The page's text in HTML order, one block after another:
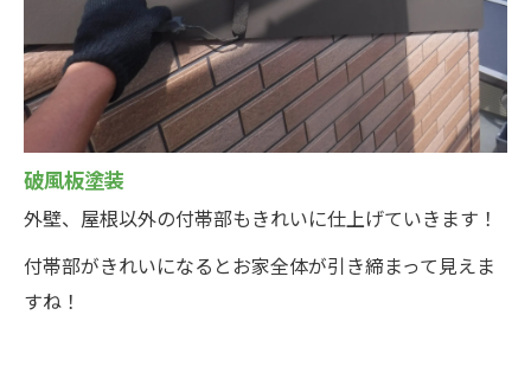
破風板塗装
外壁、屋根以外の付帯部もきれいに仕上げていきます！
付帯部がきれいになるとお家全体が引き締まって見えま
すね！